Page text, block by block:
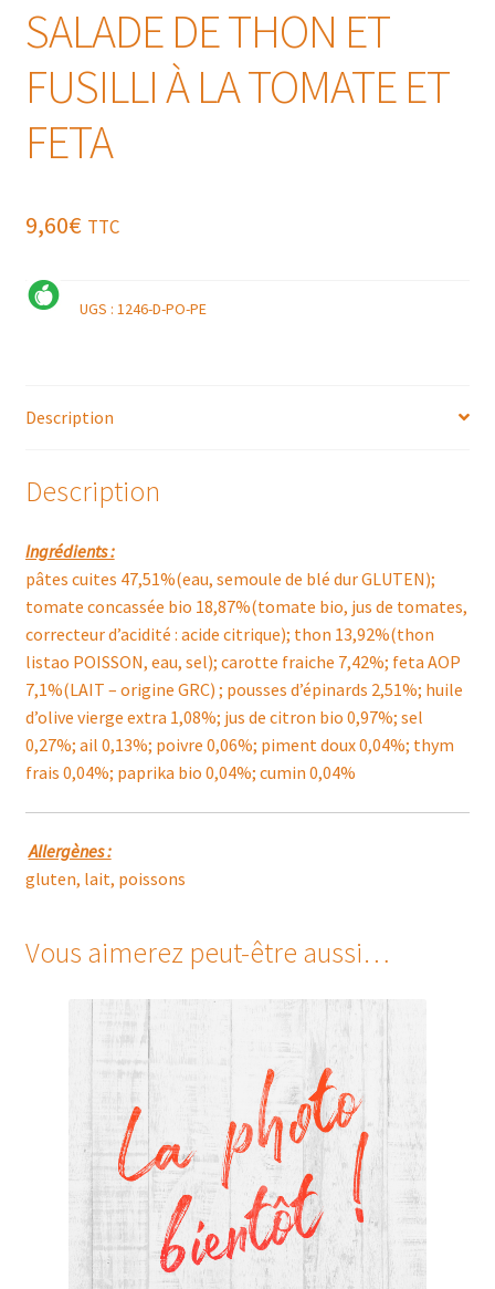
SALADE DE THON ET
FUSILLI À LA TOMATE ET
FETA
9,60€ TTC
UGS : 1246-D-PO-PE
Description
Description
Ingrédients :
pâtes cuites 47,51%(eau, semoule de blé dur GLUTEN);
tomate concassée bio 18,87%(tomate bio, jus de tomates,
correcteur d’acidité : acide citrique); thon 13,92%(thon
listao POISSON, eau, sel); carotte fraiche 7,42%; feta AOP
7,1%(LAIT – origine GRC) ; pousses d’épinards 2,51%; huile
d’olive vierge extra 1,08%; jus de citron bio 0,97%; sel
0,27%; ail 0,13%; poivre 0,06%; piment doux 0,04%; thym
frais 0,04%; paprika bio 0,04%; cumin 0,04%
Allergènes :
gluten, lait, poissons
Vous aimerez peut-être aussi…